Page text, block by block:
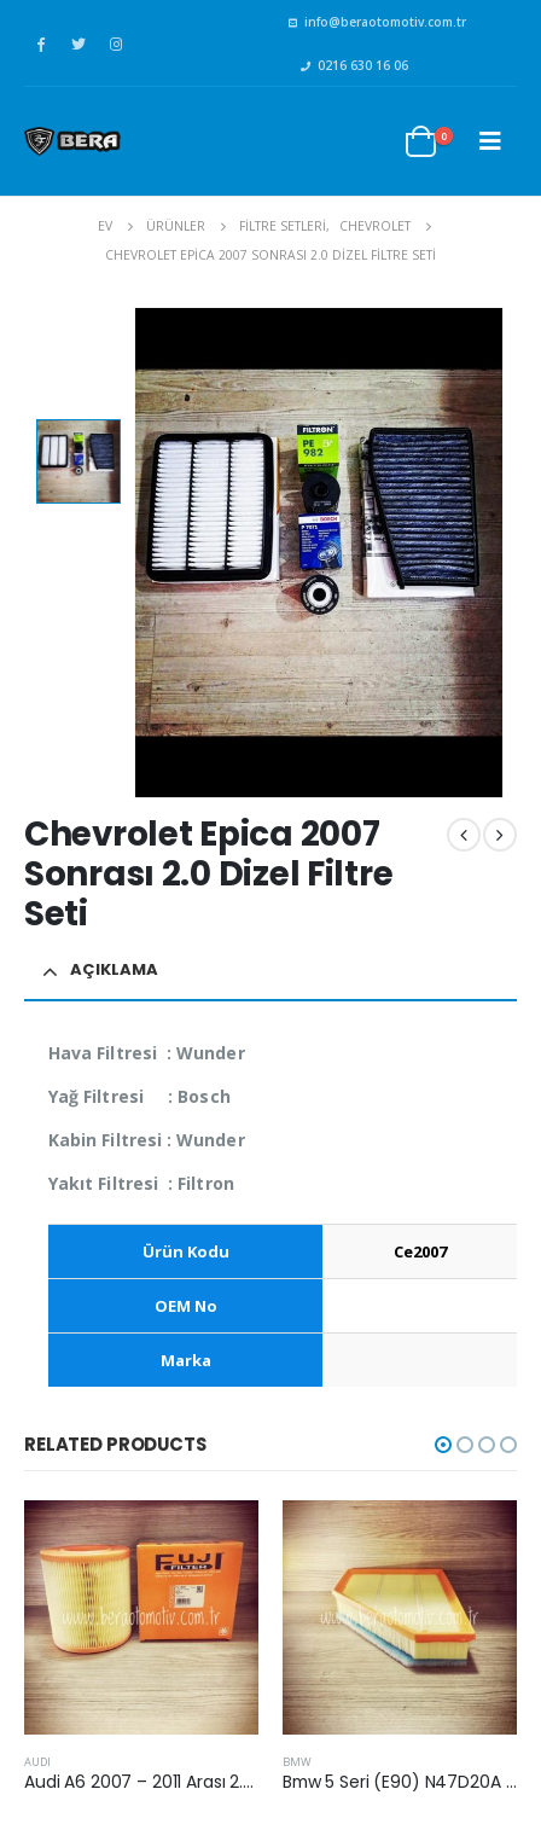
info@beraotomotiv.com.tr
0216 630 16 06
0
EV ÜRÜNLER FİLTRE SETLERİ,
CHEVROLET
CHEVROLET EPICA 2007 SONRASI 2.0 DIZEL FILTRE SETI
Chevrolet Epica 2007
Sonrası 2.0 Dizel Filtre
Seti
AÇIKLAMA
Hava Filtresi : Wunder
Yağ Filtresi : Bosch
Kabin Filtresi : Wunder
Yakıt Filtresi : Filtron
Ürün Kodu Ce2007
OEM No
Marka
RELATED PRODUCTS
AUDI
Audi A6 2007 – 2011 Arası 2.0 Dizel Hava Filtresi
BMW
Bmw 5 Seri (E90) N47D20A 2007-2010 5.20 Arası Dizel Hava Filtresi